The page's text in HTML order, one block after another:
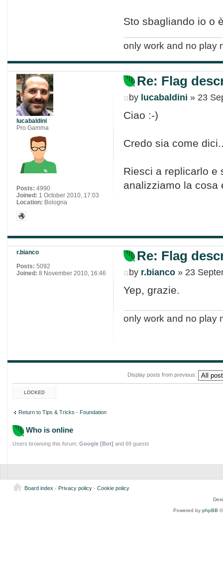
Sto sbagliando io o
only work and no play
Re: Flag
by lucabaldini » 23
Ciao :-)
Credo sia come
Riesci a replicarlo e
analizziamo la cosa
lucabaldini
Pro Gamma
Posts: 4990
Joined: 1 October 2010, 17:03
Location: Bologna
Re: Flag
by r.bianco» 23
Yep, grazie.
only work and no play
r.bianco
Posts: 5092
Joined: 8 November 2010, 16:46
Display posts from previous:
Topic locked
Return to Tips & Tricks - Foundation
Who is online
Users browsing this forum: Google [Bot] and 69 guests
Board index - Privacy policy- Cookie policy
Powered by phpBB